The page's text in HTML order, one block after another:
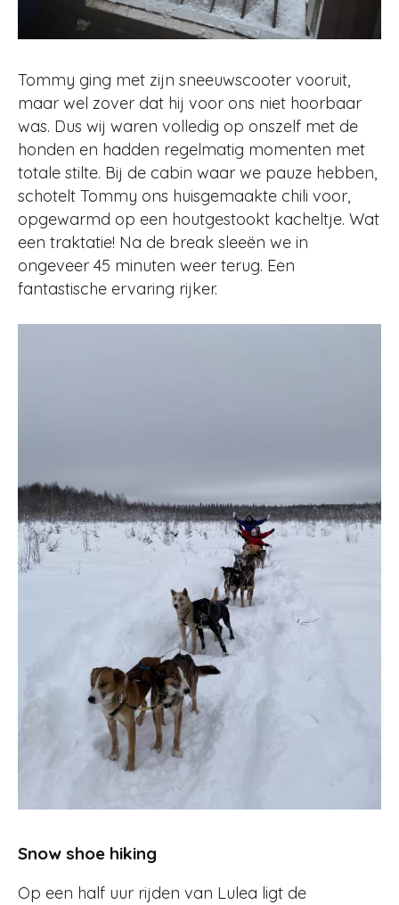
Tommy ging met zijn sneeuwscooter vooruit,
maar wel zover dat hij voor ons niet hoorbaar
was. Dus wij waren volledig op onszelf met de
honden en hadden regelmatig momenten met
totale stilte. Bij de cabin waar we pauze hebben,
schotelt Tommy ons huisgemaakte chili voor,
opgewarmd op een houtgestookt kacheltje. Wat
een traktatie! Na de break sleeën we in
ongeveer 45 minuten weer terug. Een
fantastische ervaring rijker.
Snow shoe hiking
Op een half uur rijden van Lulea ligt de